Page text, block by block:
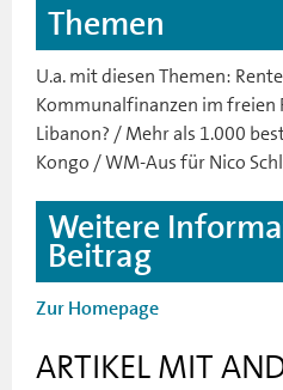
Themen
U.a. mit diesen Themen:
Kommunalfinanzen im freien
Libanon? / Mehr als 1.000
Kongo / WM-Aus für Nico
Weitere
Beitrag
Zur Homepage
ARTIKEL MIT